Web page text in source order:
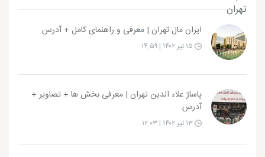
ایران مال تهران | معرفی و راهنمای کامل + آدرس
پاساژ علاء الدین تهران | معرفی بخش ها + تصاویر +
آدرس